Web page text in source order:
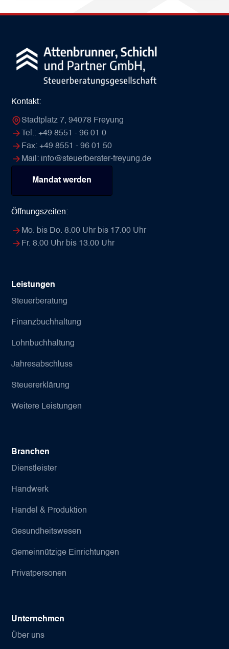
Kontakt:
Stadtplatz 7, 94078 Freyung
Tel.: +49 8551 - 96 01 0
Fax: +49 8551 - 96 01 50
Mail: info@steuerberater-freyung.de
Mandat werden
Öffnungszeiten:
Mo. bis Do. 8.00 Uhr bis 17.00 Uhr
Fr. 8.00 Uhr bis 13.00 Uhr
Leistungen
Steuerberatung
Finanzbuchhaltung
Lohnbuchhaltung
Jahresabschluss
Steuererklärung
Weitere Leistungen
Branchen
Dienstleister
Handwerk
Handel & Produktion
Gesundheitswesen
Gemeinnützige Einrichtungen
Privatpersonen
Unternehmen
Über uns